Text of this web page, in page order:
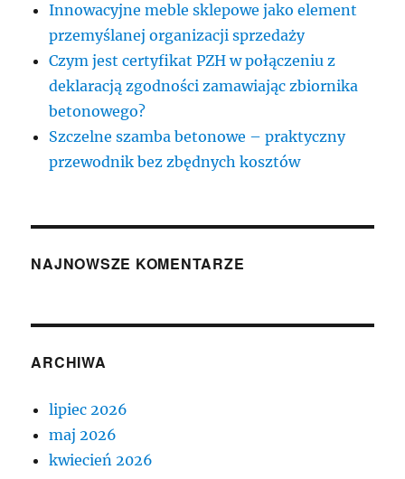
Innowacyjne meble sklepowe jako element
przemyślanej organizacji sprzedaży
Czym jest certyfikat PZH w połączeniu z
deklaracją zgodności zamawiając zbiornika
betonowego?
Szczelne szamba betonowe – praktyczny
przewodnik bez zbędnych kosztów
NAJNOWSZE KOMENTARZE
ARCHIWA
lipiec 2026
maj 2026
kwiecień 2026